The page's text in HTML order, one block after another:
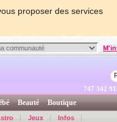
proposer des services
747 342
Beauté Boutique
Jeux Infos